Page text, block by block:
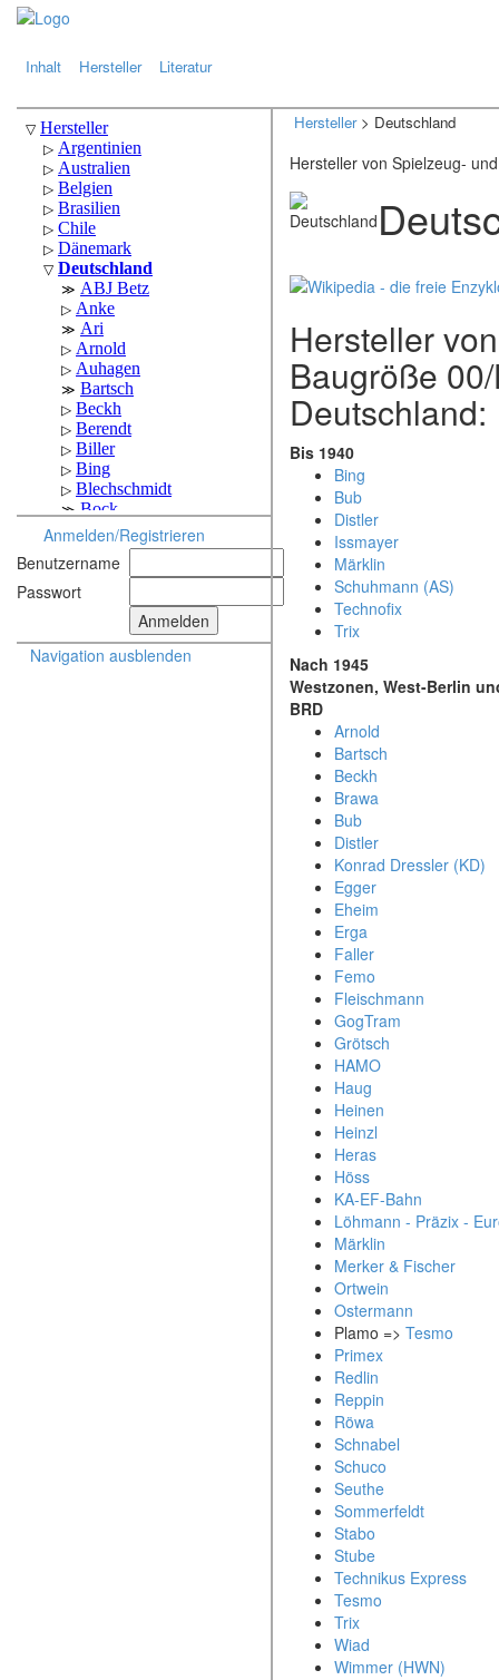
Inhalt Hersteller Literatur
Anmelden/Registrieren
Benutzername
Passwort
Navigation ausblenden
Hersteller> Deutschland
Hersteller von Spielzeug-
Hersteller
Baugröße
Deutschland:
Bis 1940
Bing
Bub
Distler
Issmayer
Märklin
Schuhmann (AS)
Technofix
Trix
Nach 1945
Westzonen, West-Berlin
BRD
Arnold
Bartsch
Beckh
Brawa
Bub
Distler
Konrad Dressler (KD)
Egger
Eheim
Erga
Faller
Femo
Fleischmann
GogTram
Grötsch
HAMO
Haug
Heinen
Heinzl
Heras
Höss
KA-EF-Bahn
Löhmann - Präzix -
Märklin
Merker & Fischer
Ortwein
Ostermann
Plamo => Tesmo
Primex
Redlin
Reppin
Röwa
Schnabel
Schuco
Seuthe
Sommerfeldt
Stabo
Stube
Technikus Express
Tesmo
Trix
Wiad
Wimmer (HWN)